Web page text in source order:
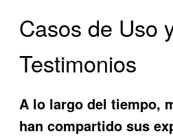
Casos de Uso
Testimonios
A lo largo del tiempo,
han compartido sus